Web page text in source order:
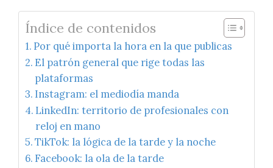
Índice de contenidos
Por qué importa la hora en la que publicas
El patrón general que rige todas las
plataformas
Instagram: el mediodía manda
LinkedIn: territorio de profesionales con
reloj en mano
TikTok: la lógica de la tarde y la noche
Facebook: la ola de la tarde